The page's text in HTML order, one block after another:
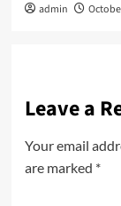
admin
Leave a
Your email
are marked *